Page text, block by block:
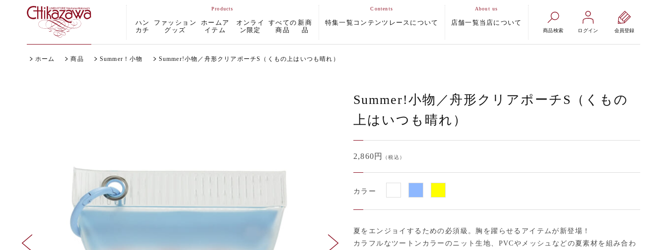
ハン
カチ
ファッション
グッズ
ホームア
イテム
オンライ
ン限定
すべての
商品
新商
品
特集一覧 コンテンツ レースについて 店舗一覧 当店について
商品検索 ログイン 会員登録
ホーム 商品 Summer！小物 Summer!小物／舟形クリアポーチS（くもの上はいつも晴れ）
Summer!小物／舟形クリアポーチS（くもの
上はいつも晴れ）
2,860円 （税込）
カラー
夏をエンジョイするための必須級。胸を躍らせるアイテムが新登場！
カラフルなツートンカラーのニット生地、PVCやメッシュなどの夏素材を組み合わ